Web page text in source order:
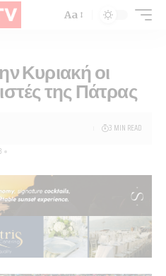
Aa
Κυριακή οι
της Πάτρας
3 MIN READ